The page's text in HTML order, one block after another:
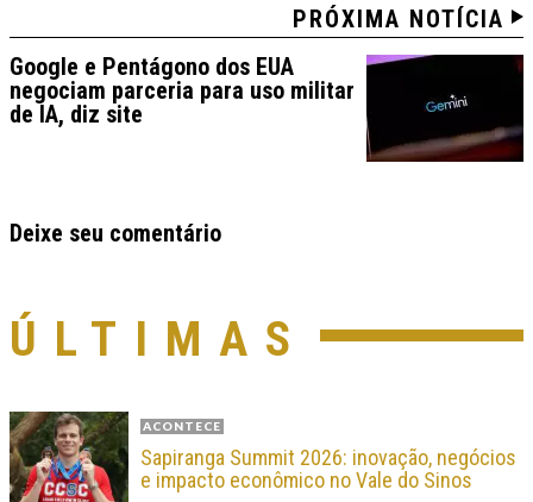
PRÓXIMA NOTÍCIA
Google e Pentágono dos EUA
negociam parceria para uso militar
de IA, diz site
Deixe seu comentário
ÚLTIMAS
ACONTECE
Sapiranga Summit 2026: inovação, negócios
e impacto econômico no Vale do Sinos